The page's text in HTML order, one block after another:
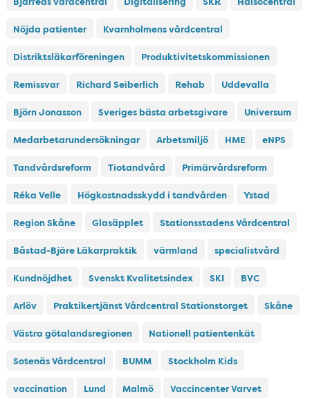
Nöjda patienter Kvarnholmens vårdcentral
Distriktsläkarföreningen Produktivitetskommissionen
Remissvar Richard Seiberlich Rehab Uddevalla
Björn Jonasson Sveriges bästa arbetsgivare Universum
Medarbetarundersökningar Arbetsmiljö HME eNPS
Tandvårdsreform Tiotandvård Primärvårdsreform
Réka Velle Högkostnadsskydd i tandvården Ystad
Region Skåne Glasäpplet Stationsstadens Vårdcentral
Båstad-Bjäre Läkarpraktik värmland specialistvård
Kundnöjdhet Svenskt Kvalitetsindex SKI BVC
Arlöv Praktikertjänst Vårdcentral Stationstorget Skåne
Västra götalandsregionen Nationell patientenkät
Sotenäs Vårdcentral BUMM Stockholm Kids
vaccination Lund Malmö Vaccincenter Varvet